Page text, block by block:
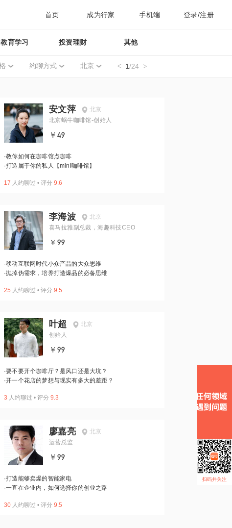
首页 成为行家 手机端 登录/注册
教育学习 投资理财 其他
约聊方式 北京 1/24
安文萍
北京
北京蜗牛咖啡馆-创始人
￥49
·教你如何在咖啡馆点咖啡
·打造属于你的私人【mini咖啡馆】
17 人约聊过 • 评分 9.6
李海波
北京
喜马拉雅副总裁，海趣科技CEO
￥99
·移动互联网时代小众产品的大众思维
·抛掉伪需求，培养打造爆品的必备思维
25 人约聊过 • 评分 9.5
叶超
北京
创始人
￥99
·要不要开个咖啡厅？是风口还是大坑？
·开一个花店的梦想与现实有多大的差距？
3 人约聊过 • 评分 9.3
廖嘉亮
北京
运营总监
￥99
·打造能够卖爆的智能家电
·一直在企业内，如何选择你的创业之路
30 人约聊过 • 评分 9.5
扫码并关注